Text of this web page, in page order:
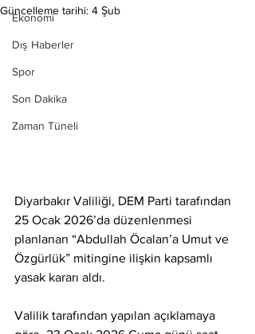
Ekonomi
Dış Haberler
Spor
Son Dakika
Zaman Tüneli
Güncelleme tarihi: 4 Şub
Diyarbakır Valiliği, DEM Parti tarafından
25 Ocak 2026’da düzenlenmesi
planlanan “Abdullah Öcalan’a Umut ve
Özgürlük” mitingine ilişkin kapsamlı
yasak kararı aldı.
Valilik tarafından yapılan açıklamaya